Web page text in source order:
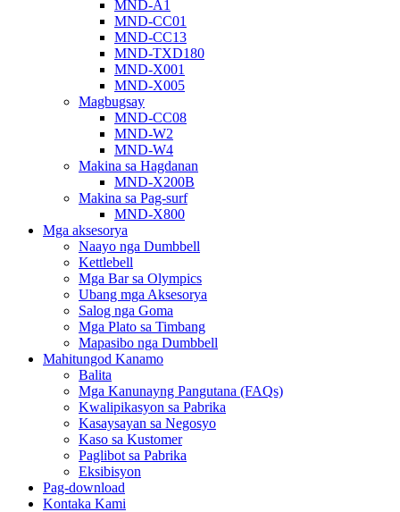
MND-A1
MND-CC01
MND-CC13
MND-TXD180
MND-X001
MND-X005
Magbugsay
MND-CC08
MND-W2
MND-W4
Makina sa Hagdanan
MND-X200B
Makina sa Pag-surf
MND-X800
Mga aksesorya
Naayo nga Dumbbell
Kettlebell
Mga Bar sa Olympics
Ubang mga Aksesorya
Salog nga Goma
Mga Plato sa Timbang
Mapasibo nga Dumbbell
Mahitungod Kanamo
Balita
Mga Kanunayng Pangutana (FAQs)
Kwalipikasyon sa Pabrika
Kasaysayan sa Negosyo
Kaso sa Kustomer
Paglibot sa Pabrika
Eksibisyon
Pag-download
Kontaka Kami